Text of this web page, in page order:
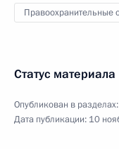
Правоохранительные
Статус материала
Опубликован в разделах:
Дата публикации: 10